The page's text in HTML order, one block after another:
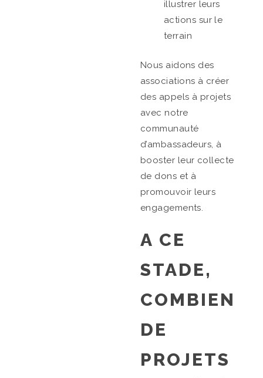
illustrer leurs
actions sur le
terrain
Nous aidons des
associations à créer
des appels à projets
avec notre
communauté
d’ambassadeurs, à
booster leur collecte
de dons et à
promouvoir leurs
engagements.
A CE
STADE,
COMBIEN
DE
PROJETS